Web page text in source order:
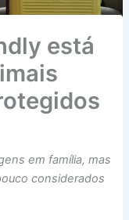
está
em família, mas
considerados